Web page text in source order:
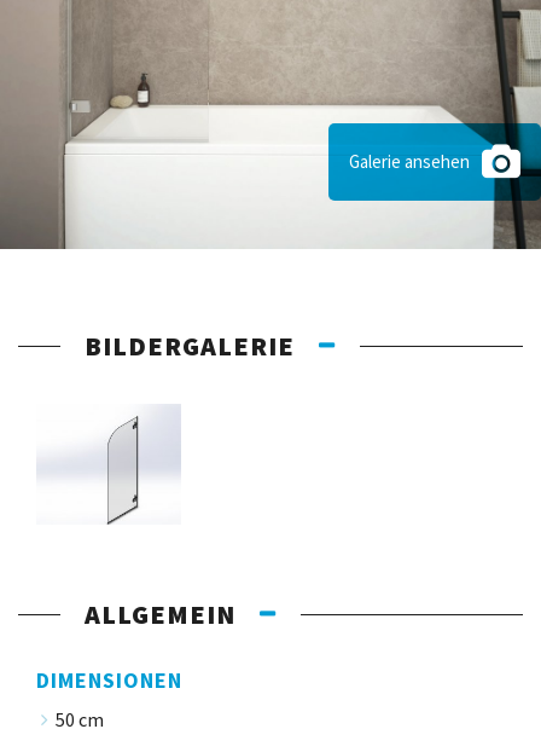
Galerie ansehen
BILDERGALERIE
ALLGEMEIN
DIMENSIONEN
50 cm